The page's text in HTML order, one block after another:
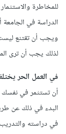
للمخاطرة
الدراسة في الجامعة
ويجب أن تقتنع
لذلك يجب أن ترى
في العمل الحر
أن تستثمر في نفسك
البدء في ذلك عن
في دراسته